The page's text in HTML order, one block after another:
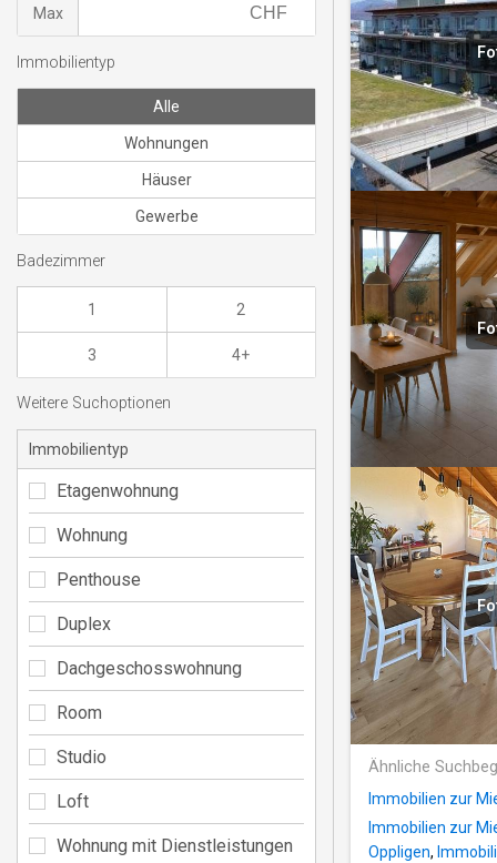
Ähnliche
Immobilien zur
Immobilien zur
Oppligen,
Max
Immobilientyp
Alle
Wohnungen
Häuser
Gewerbe
Badezimmer
1 2
3 4+
Weitere Suchoptionen
Immobilientyp
Etagenwohnung
Wohnung
Penthouse
Duplex
Dachgeschosswohnung
Room
Studio
Loft
Wohnung mit Dienstleistungen